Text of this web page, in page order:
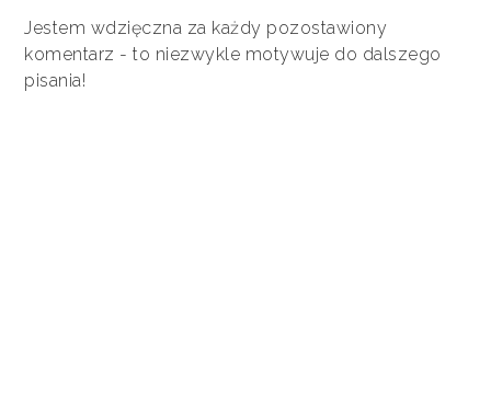
Jestem wdzięczna za każdy pozostawiony
komentarz - to niezwykle motywuje do dalszego
pisania!